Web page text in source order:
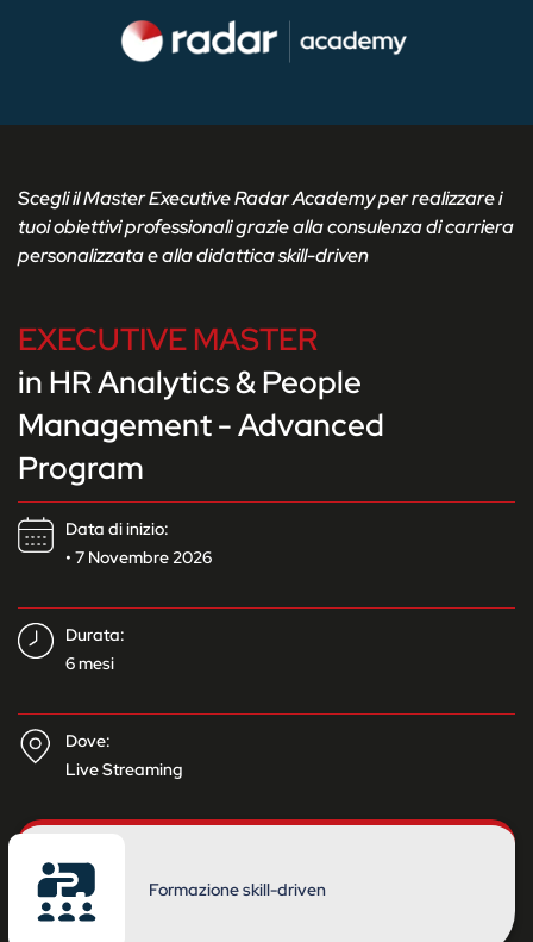
Scegli il Master Executive Radar Academy per realizzare i
tuoi obiettivi professionali grazie alla consulenza di carriera
personalizzata e alla didattica skill-driven
EXECUTIVE MASTER
in HR Analytics & People
Management - Advanced
Program
Data di inizio:
• 7 Novembre 2026
Durata:
6 mesi
Dove:
Live Streaming
Formazione skill-driven